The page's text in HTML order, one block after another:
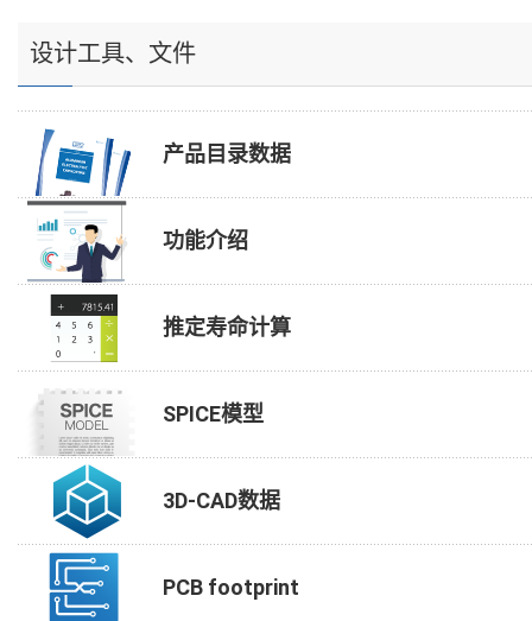
设计工具、文件
产品目录数据
功能介绍
推定寿命计算
SPICE模型
3D-CAD数据
PCB footprint